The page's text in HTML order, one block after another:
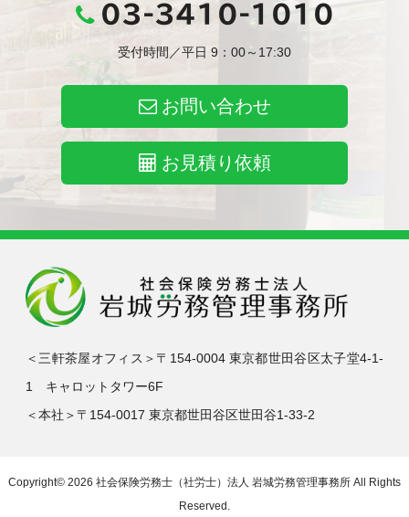
03-3410-1010
受付時間／平日 9：00～17:30
お問い合わせ
お見積り依頼
＜三軒茶屋オフィス＞〒154-0004 東京都世田谷区太子堂4-1-
1 キャロットタワー6F
＜本社＞〒154-0017 東京都世田谷区世田谷1-33-2
Copyright© 2026 社会保険労務士（社労士）法人 岩城労務管理事務所 All Rights
Reserved.